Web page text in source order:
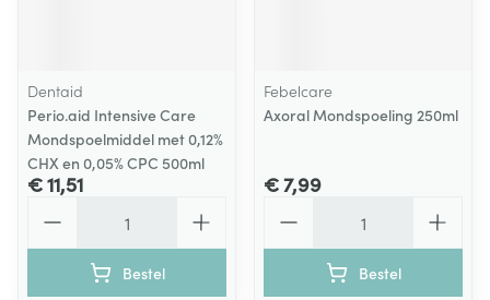
Dentaid
Perio.aid Intensive Care
Mondspoelmiddel met 0,12%
CHX en 0,05% CPC 500ml
€ 11,51
Bestel
Febelcare
Axoral Mondspoeling 250ml
€ 7,99
Bestel